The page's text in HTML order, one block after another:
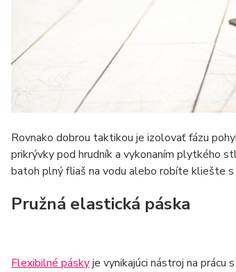
Rovnako dobrou taktikou je izolovať fázu
prikrývky pod hrudník a vykonaním plytkého
batoh plný fliaš na vodu alebo robíte kliešte
Pružná elastická páska
Flexibilné páskyje vynikajúci nástroj na prácu